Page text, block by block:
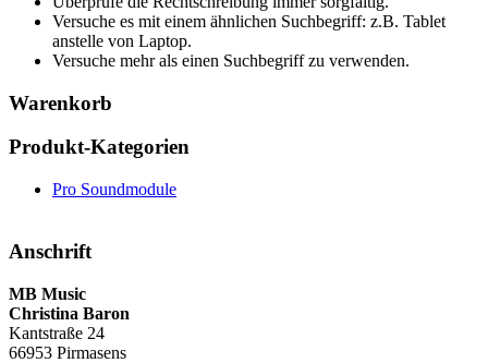
Versuche es mit einem ähnlichen Suchbegriff: z.B. Tablet
anstelle von Laptop.
Versuche mehr als einen Suchbegriff zu verwenden.
Warenkorb
Produkt-Kategorien
Pro Soundmodule
Anschrift
MB Music
Christina Baron
Kantstraße 24
66953 Pirmasens